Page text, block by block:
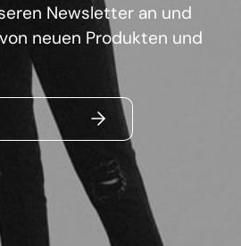
Newsletter an und
neuen Produkten und
ABSENDEN